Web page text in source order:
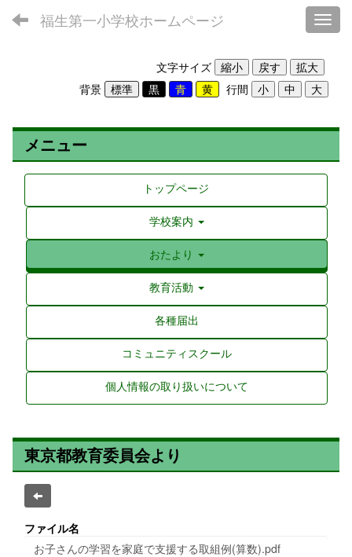
福生第一小学校ホームページ
文字サイズ
背景
行間
メニュー
トップページ
学校案内
おたより
教育活動
各種届出
コミュニティスクール
個人情報の取り扱いについて
東京都教育委員会より
ファイル名
お子さんの学習を家庭で支援する取組例(算数).pdf